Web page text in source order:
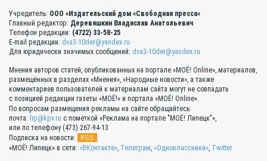
Учредитель: ООО «Издательский дом «Свободная пресса»
Главный редактор: Деревяшкин Владислав Анатольевич
Телефон редакции: (4722) 33-58-25
E-mail редакции: dva3-10der@yandex.ru
Для юридически значимых сообщений: dva3-10der@yandex.ru
Мнения авторов статей, опубликованных на портале «МОЁ! Online», материалов,
размещённых в разделах «Мнения», «Народные новости», а также
комментариев пользователей к материалам сайта могут не совпадать
с позицией редакции газеты «МОЁ!» и портала «МОЁ! Online».
По вопросам размещения рекламы на сайте обращайтесь:
почта: lip@kpv.ru с пометкой «Реклама на портале "МОЁ! Липецк"»,
или по телефону (473) 267-94-13
Подписка на новости:
RSS
«МОЁ! Липецк» в сети: «ВКонтакте», Телеграм, «Одноклассники», Twitter